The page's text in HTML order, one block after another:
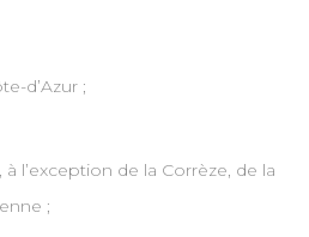
d’Azur ;
l’exception de la Corrèze, de la
;